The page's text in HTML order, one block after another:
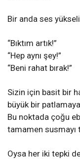
Bir anda ses
“Bıktım artık!”
“Hep aynı şey!”
“Beni rahat bırak!”
Sizin için basit bir
büyük bir
Bu noktada çoğu
tamamen susmayı
Oysa her iki tepki